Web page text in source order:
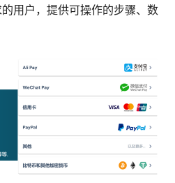
用户，提供可操作的步骤、数